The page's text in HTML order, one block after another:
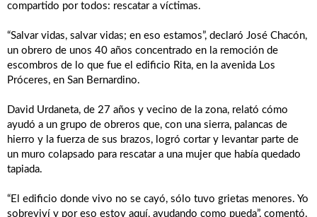
compartido por todos: rescatar a víctimas.
“Salvar vidas, salvar vidas; en eso estamos”, declaró José Chacón,
un obrero de unos 40 años concentrado en la remoción de
escombros de lo que fue el edificio Rita, en la avenida Los
Próceres, en San Bernardino.
David Urdaneta, de 27 años y vecino de la zona, relató cómo
ayudó a un grupo de obreros que, con una sierra, palancas de
hierro y la fuerza de sus brazos, logró cortar y levantar parte de
un muro colapsado para rescatar a una mujer que había quedado
tapiada.
“El edificio donde vivo no se cayó, sólo tuvo grietas menores. Yo
sobreviví y por eso estoy aquí, ayudando como pueda”, comentó.